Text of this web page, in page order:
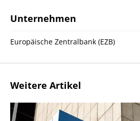
Unternehmen
Europäische Zentralbank (EZB)
Weitere Artikel